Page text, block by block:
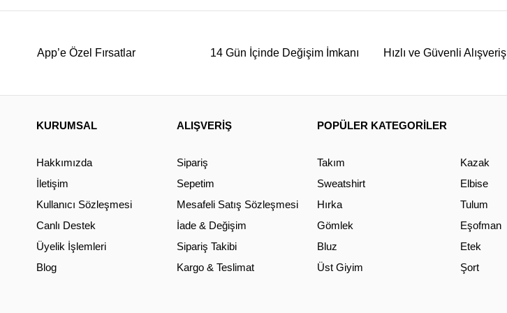
App’e Özel Fırsatlar 14 Gün İçinde Değişim İmkanı Hızlı ve Güvenli Alışveriş
KURUMSAL
Hakkımızda
İletişim
Kullanıcı Sözleşmesi
Canlı Destek
Üyelik İşlemleri
Blog
ALIŞVERİŞ
Sipariş
Sepetim
Mesafeli Satış Sözleşmesi
İade & Değişim
Sipariş Takibi
Kargo & Teslimat
POPÜLER KATEGORİLER
Takım
Sweatshirt
Hırka
Gömlek
Bluz
Üst Giyim
Kazak
Elbise
Tulum
Eşofman
Etek
Şort